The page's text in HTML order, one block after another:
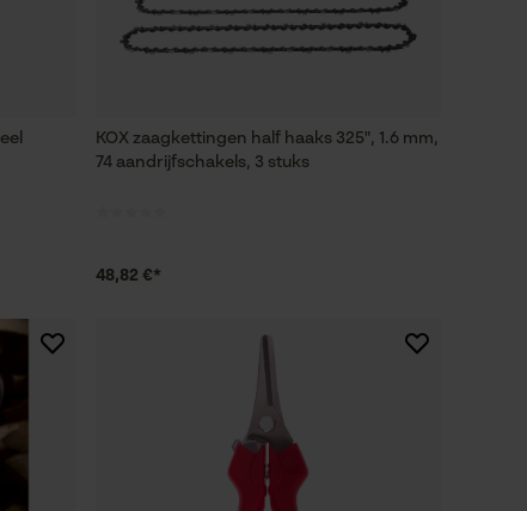
KOX zaagkettingen half haaks 325", 1.6 mm,
74 aandrijfschakels, 3 stuks
48,82 €*